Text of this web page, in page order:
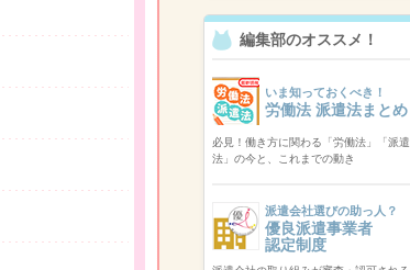
編集部のオススメ！
いま知っておくべき！
労働法 派遣法まとめ
必見！働き方に関わる「労働法」「派遣
法」の今と、これまでの動き
派遣会社選びの助っ人？
優良派遣事業者
認定制度